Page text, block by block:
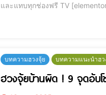
และแทบทุกช่องฟรี TV [elementor-template id="12184"] ได้รับเกียรติรับเชิญเป็นกูรูประจำรายการ / แขกรายการ 1.What’s up Spring
บทความฮวงจุ้ย บทความแนะนำฮว
ฮวงจุ้ยบ้านผิด ! 9 จุดอับโ